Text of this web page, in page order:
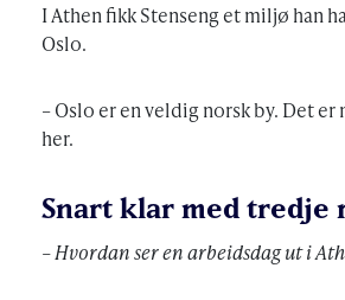
I Athen fikk Stenseng et miljø han
Oslo.
– Oslo er en veldig norsk by. Det
her.
Snart klar med tredje
– Hvordan ser en arbeidsdag ut i